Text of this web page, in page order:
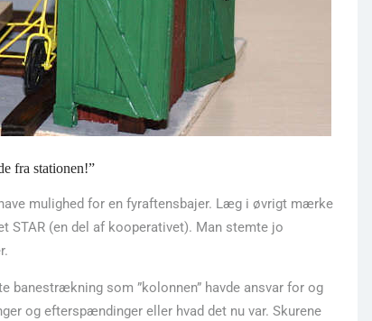
fra stationen!”
mulighed for en fyraftensbajer. Læg i øvrigt mærke
STAR (en del af kooperativet). Man stemte jo
banestrækning som ”kolonnen” havde ansvar for og
og efterspændinger eller hvad det nu var. Skurene